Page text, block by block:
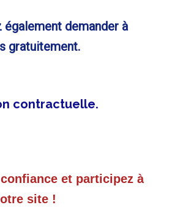
demander à
gratuitement.
contractuelle.
et participez à
site !